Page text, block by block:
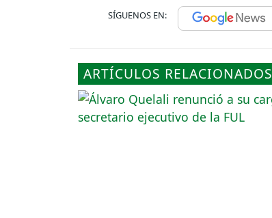
SÍGUENOS EN:
ARTÍCULOS RELACIONADOS